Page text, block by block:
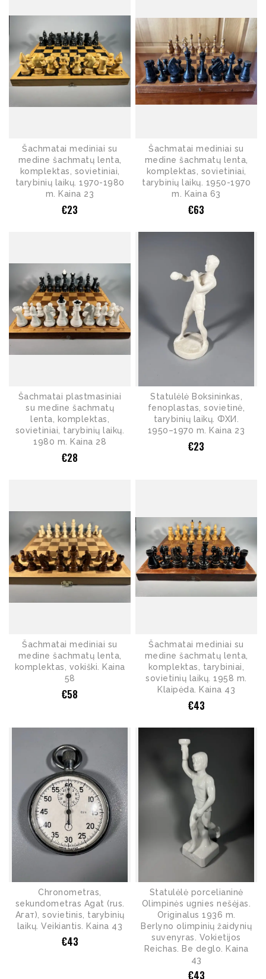
Šachmatai mediniai su
medine šachmatų lenta,
komplektas, sovietiniai,
tarybinių laikų. 1970-1980
m. Kaina 23
€23
Šachmatai mediniai su
medine šachmatų lenta,
komplektas, sovietiniai,
tarybinių laikų. 1950-1970
m. Kaina 63
€63
Šachmatai plastmasiniai
su medine šachmatų
lenta, komplektas,
sovietiniai, tarybinių laikų.
1980 m. Kaina 28
€28
Statulėlė Boksininkas,
fenoplastas, sovietinė,
tarybinių laikų. ФХИ.
1950–1970 m. Kaina 23
€23
Šachmatai mediniai su
medine šachmatų lenta,
komplektas, vokiški. Kaina
58
€58
Šachmatai mediniai su
medine šachmatų lenta,
komplektas, tarybiniai,
sovietinių laikų. 1958 m.
Klaipėda. Kaina 43
€43
Chronometras,
sekundometras Agat (rus.
Агат), sovietinis, tarybinių
laikų. Veikiantis. Kaina 43
€43
Statulėlė porcelianinė
Olimpinės ugnies nešėjas.
Originalus 1936 m.
Berlyno olimpinių žaidynių
suvenyras. Vokietijos
Reichas. Be deglo. Kaina
43
€43